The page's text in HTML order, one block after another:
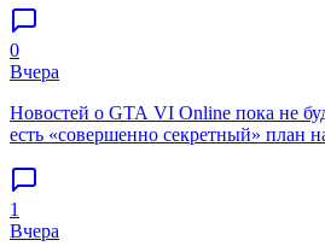
0
Вчера
Новостей о GTA VI Online пока не
есть «совершенно секретный» план
1
Вчера